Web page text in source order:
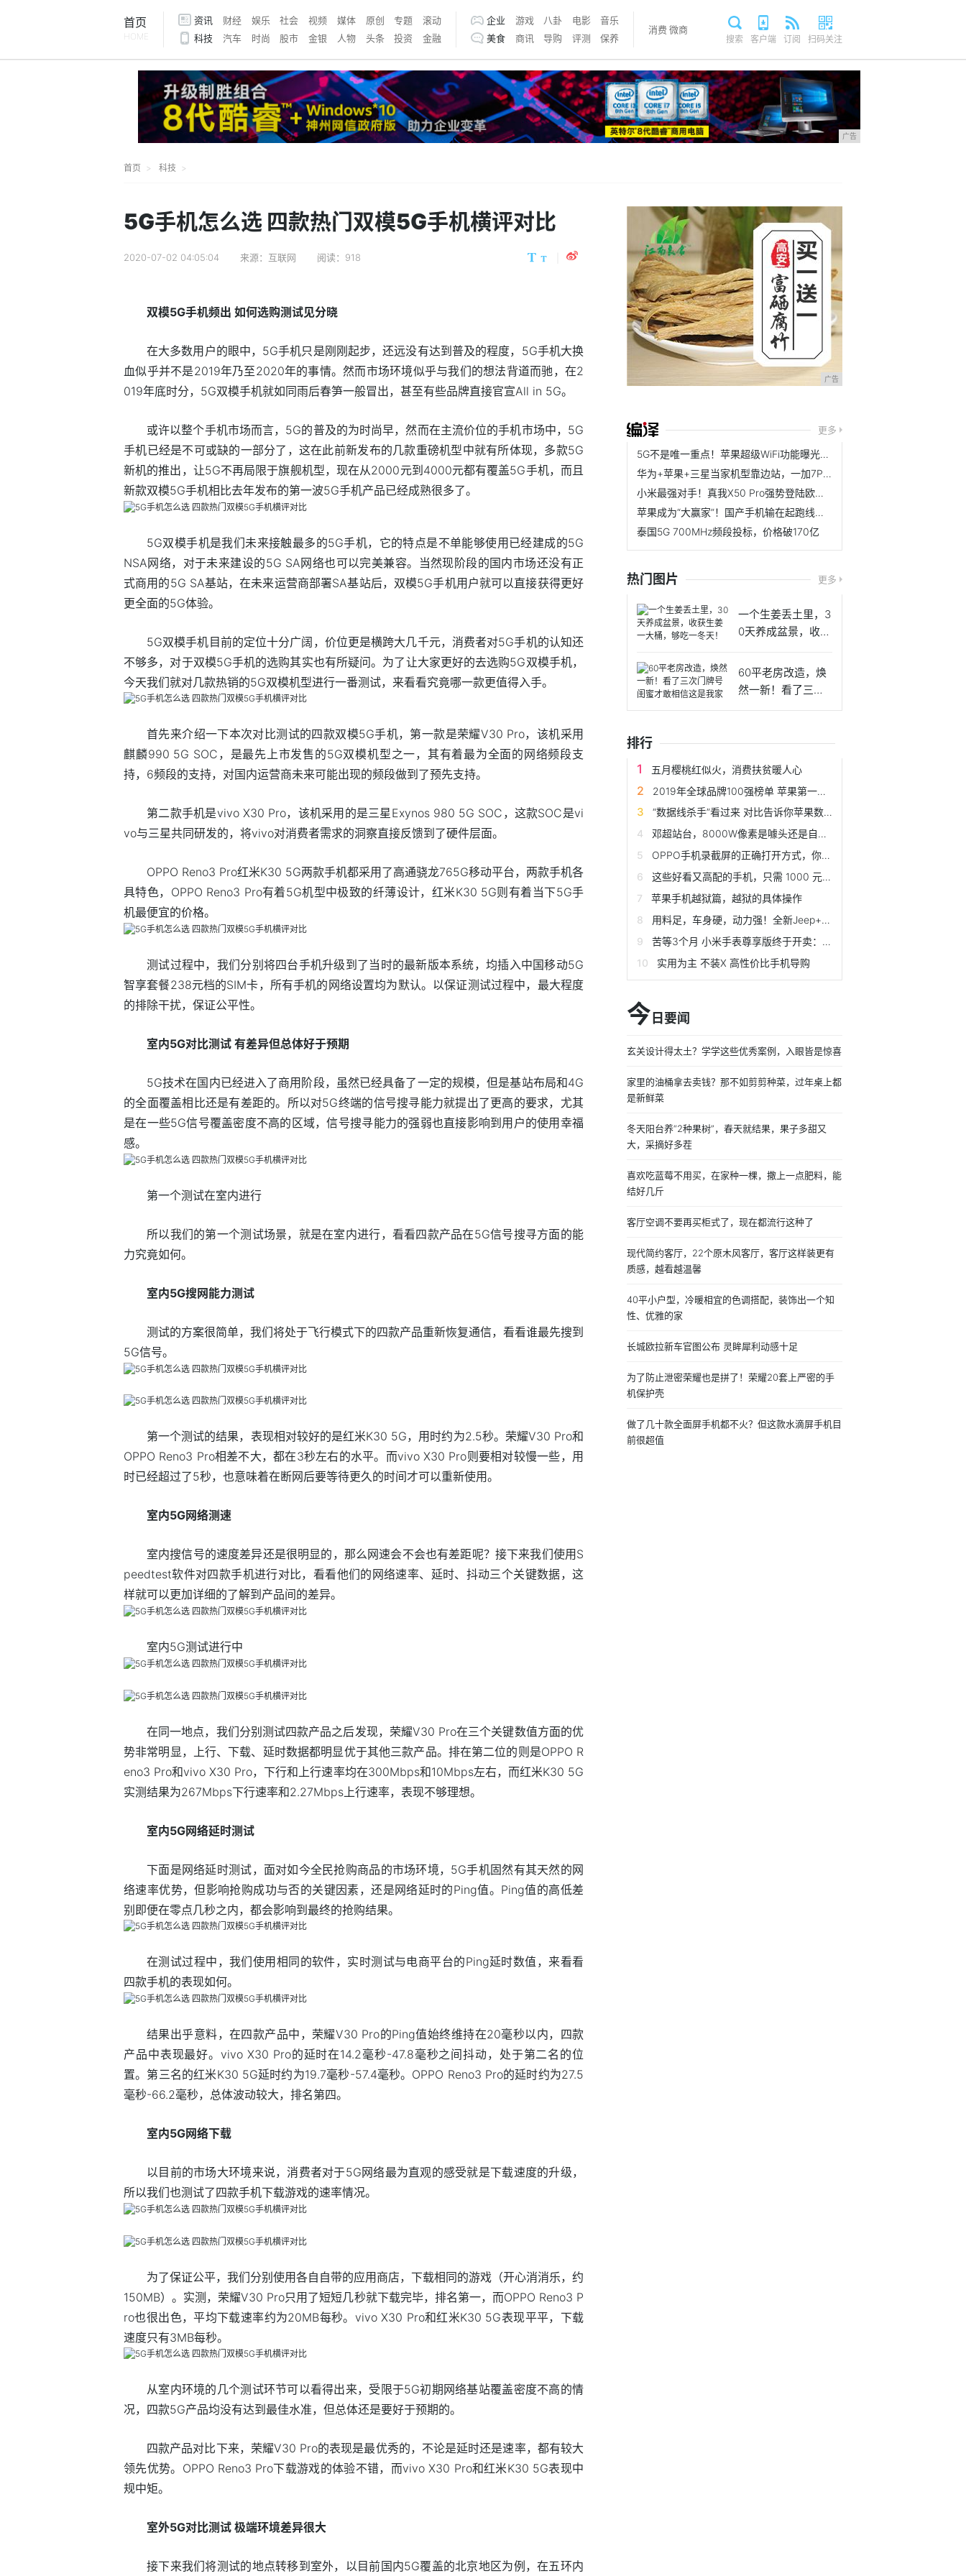
首页
HOME
资讯 财经 娱乐 社会 视频 媒体 原创 专题
滚动
科技
汽车 时尚 股市 金银 人物 头条 投资 金融
企业 游戏 八卦 电影
音乐
美食
商讯 导购 评测 保养
消费 微商
搜索 客户端 订阅 扫码关注
广告
首页 科技
5G手机怎么选 四款热门双模5G手机横评对比
2020-07-02 04:05:04 来源：互联网 阅读：918
双模5G手机频出 如何选购测试见分晓
在大多数用户的眼中，5G手机只是刚刚起步，还远没有达到普及的程度，5G手机大换
血似乎并不是2019年乃至2020年的事情。然而市场环境似乎与我们的想法背道而驰，在2
019年底时分，5G双模手机就如同雨后春笋一般冒出，甚至有些品牌直接官宣All in 5G。
或许以整个手机市场而言，5G的普及的为时尚早，然而在主流价位的手机市场中，5G
手机已经是不可或缺的一部分了，这在此前新发布的几款重磅机型中就有所体现，多款5G
新机的推出，让5G不再局限于旗舰机型，现在从2000元到4000元都有覆盖5G手机，而且
新款双模5G手机相比去年发布的第一波5G手机产品已经成熟很多了。
5G双模手机是我们未来接触最多的5G手机，它的特点是不单能够使用已经建成的5G
NSA网络，对于未来建设的5G SA网络也可以完美兼容。当然现阶段的国内市场还没有正
式商用的5G SA基站，在未来运营商部署SA基站后，双模5G手机用户就可以直接获得更好
更全面的5G体验。
5G双模手机目前的定位十分广阔，价位更是横跨大几千元，消费者对5G手机的认知还
不够多，对于双模5G手机的选购其实也有所疑问。为了让大家更好的去选购5G双模手机，
今天我们就对几款热销的5G双模机型进行一番测试，来看看究竟哪一款更值得入手。
首先来介绍一下本次对比测试的四款双模5G手机，第一款是荣耀V30 Pro，该机采用
麒麟990 5G SOC，是最先上市发售的5G双模机型之一，其有着最为全面的网络频段支
持，6频段的支持，对国内运营商未来可能出现的频段做到了预先支持。
第二款手机是vivo X30 Pro，该机采用的是三星Exynos 980 5G SOC，这款SOC是vi
vo与三星共同研发的，将vivo对消费者需求的洞察直接反馈到了硬件层面。
OPPO Reno3 Pro红米K30 5G两款手机都采用了高通骁龙765G移动平台，两款手机各
具特色，OPPO Reno3 Pro有着5G机型中极致的纤薄设计，红米K30 5G则有着当下5G手
机最便宜的价格。
测试过程中，我们分别将四台手机升级到了当时的最新版本系统，均插入中国移动5G
智享套餐238元档的SIM卡，所有手机的网络设置均为默认。以保证测试过程中，最大程度
的排除干扰，保证公平性。
室内5G对比测试 有差异但总体好于预期
5G技术在国内已经进入了商用阶段，虽然已经具备了一定的规模，但是基站布局和4G
的全面覆盖相比还是有差距的。所以对5G终端的信号搜寻能力就提出了更高的要求，尤其
是在一些5G信号覆盖密度不高的区域，信号搜寻能力的强弱也直接影响到用户的使用幸福
感。
第一个测试在室内进行
所以我们的第一个测试场景，就是在室内进行，看看四款产品在5G信号搜寻方面的能
力究竟如何。
室内5G搜网能力测试
测试的方案很简单，我们将处于飞行模式下的四款产品重新恢复通信，看看谁最先搜到
5G信号。
第一个测试的结果，表现相对较好的是红米K30 5G，用时约为2.5秒。荣耀V30 Pro和
OPPO Reno3 Pro相差不大，都在3秒左右的水平。而vivo X30 Pro则要相对较慢一些，用
时已经超过了5秒，也意味着在断网后要等待更久的时间才可以重新使用。
室内5G网络测速
室内搜信号的速度差异还是很明显的，那么网速会不会也有差距呢？接下来我们使用S
peedtest软件对四款手机进行对比，看看他们的网络速率、延时、抖动三个关键数据，这
样就可以更加详细的了解到产品间的差异。
室内5G测试进行中
在同一地点，我们分别测试四款产品之后发现，荣耀V30 Pro在三个关键数值方面的优
势非常明显，上行、下载、延时数据都明显优于其他三款产品。排在第二位的则是OPPO R
eno3 Pro和vivo X30 Pro，下行和上行速率均在300Mbps和10Mbps左右，而红米K30 5G
实测结果为267Mbps下行速率和2.27Mbps上行速率，表现不够理想。
室内5G网络延时测试
下面是网络延时测试，面对如今全民抢购商品的市场环境，5G手机固然有其天然的网
络速率优势，但影响抢购成功与否的关键因素，还是网络延时的Ping值。Ping值的高低差
别即便在零点几秒之内，都会影响到最终的抢购结果。
在测试过程中，我们使用相同的软件，实时测试与电商平台的Ping延时数值，来看看
四款手机的表现如何。
结果出乎意料，在四款产品中，荣耀V30 Pro的Ping值始终维持在20毫秒以内，四款
产品中表现最好。vivo X30 Pro的延时在14.2毫秒-47.8毫秒之间抖动，处于第二名的位
置。第三名的红米K30 5G延时约为19.7毫秒-57.4毫秒。OPPO Reno3 Pro的延时约为27.5
毫秒-66.2毫秒，总体波动较大，排名第四。
室内5G网络下载
以目前的市场大环境来说，消费者对于5G网络最为直观的感受就是下载速度的升级，
所以我们也测试了四款手机下载游戏的速率情况。
为了保证公平，我们分别使用各自自带的应用商店，下载相同的游戏（开心消消乐，约
150MB）。实测，荣耀V30 Pro只用了短短几秒就下载完毕，排名第一，而OPPO Reno3 P
ro也很出色，平均下载速率约为20MB每秒。vivo X30 Pro和红米K30 5G表现平平，下载
速度只有3MB每秒。
从室内环境的几个测试环节可以看得出来，受限于5G初期网络基站覆盖密度不高的情
况，四款5G产品均没有达到最佳水准，但总体还是要好于预期的。
四款产品对比下来，荣耀V30 Pro的表现是最优秀的，不论是延时还是速率，都有较大
领先优势。OPPO Reno3 Pro下载游戏的体验不错，而vivo X30 Pro和红米K30 5G表现中
规中矩。
室外5G对比测试 极端环境差异很大
接下来我们将测试的地点转移到室外，以目前国内5G覆盖的北京地区为例，在五环内
广告
更多
5G不是唯一重点！苹果超级WiFi功能曝光，iPhone12从此再无缺点
华为+苹果+三星当家机型靠边站，一加7Pro才是年度最佳
小米最强对手！真我X50 Pro强势登陆欧洲，5G旗舰市场再添新标杆
苹果成为“大赢家”！国产手机输在起跑线上，iPhone逆势增长
泰国5G 700MHz频段投标，价格破170亿
热门图片 更多
一个生姜丢土里，3
0天养成盆景，收获
60平老房改造，焕
然一新！看了三次
门牌号
排行
五月樱桃红似火，消费扶贫暖人心
2019年全球品牌100强榜单 苹果第一华为上榜
“数据线杀手”看过来 对比告诉你苹果数据线该选谁
邓超站台，8000W像素是噱头还是自信？酷比koobee F1手机开箱
OPPO手机录截屏的正确打开方式，你知道几种？
这些好看又高配的手机，只需 1000 元左右就可以买到
苹果手机越狱篇，越狱的具体操作
用料足，车身硬，动力强！全新Jeep+指南者正是你想要的SUV！
苦等3个月 小米手表尊享版终于开卖：送399元耳机
实用为主 不装X 高性价比手机导购
今 日要闻
玄关设计得太土？学学这些优秀案例，入眼皆是惊喜
家里的油桶拿去卖钱？那不如剪剪种菜，过年桌上都
是新鲜菜
冬天阳台养“2种果树”，春天就结果，果子多甜又
大，采摘好多茬
喜欢吃蓝莓不用买，在家种一棵，撒上一点肥料，能
结好几斤
客厅空调不要再买柜式了，现在都流行这种了
现代简约客厅，22个原木风客厅，客厅这样装更有
质感，越看越温馨
40平小户型，冷暖相宜的色调搭配，装饰出一个知
性、优雅的家
长城欧拉新车官图公布 灵眸犀利动感十足
为了防止泄密荣耀也是拼了！荣耀20套上严密的手
机保护壳
做了几十款全面屏手机都不火？但这款水滴屏手机目
前很超值